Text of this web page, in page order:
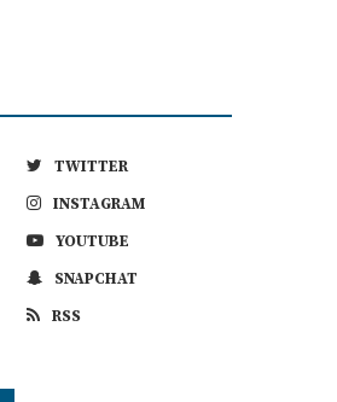
TWITTER
INSTAGRAM
YOUTUBE
SNAPCHAT
RSS